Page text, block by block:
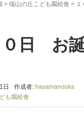
> 端山の丘こども園給食 >
０日 お
日 作成者: hayamanooka
も園給食